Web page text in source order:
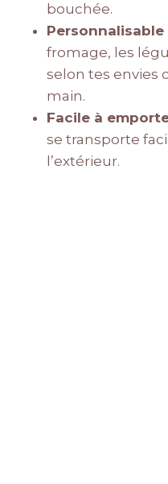
bouchée.
Personnalisable
fromage, les
selon tes envies
main.
Facile à
se transporte
l’extérieur.